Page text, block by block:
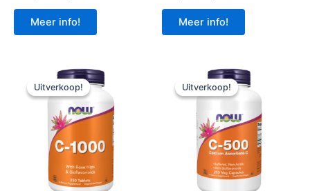
was:
€ 28,95.
Meer info!
was:
€ 16,95.
is:
€ 11,95.
Meer info!
Uitverkoop!
Uitverkoop! Uitverkoop!
Uitverkoop!